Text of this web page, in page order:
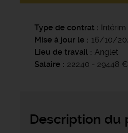
Type de contrat
Intérim
Mise à jour le
16/10/
Lieu de travail
Anglet
Salaire
22240 - 29448
Description du